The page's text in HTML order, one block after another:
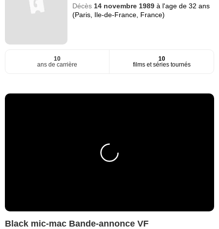
Décès 14 novembre 1989à l'age de 32 ans
(Paris, Ile-de-France, France)
10
ans de carrière
10
films et séries tournés
Black mic-mac Bande-annonce VF